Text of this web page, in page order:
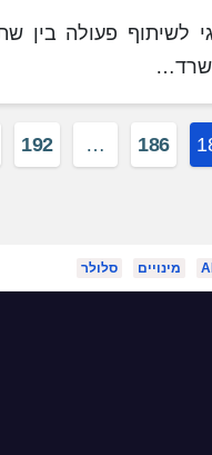
לשיתוף פעולה בין
186
…
192
AI מינויים סלולר